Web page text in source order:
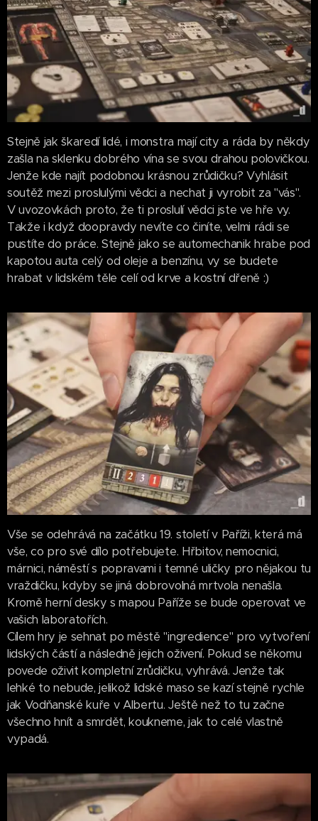
Stejně jak škaredí lidé, i monstra mají city a ráda by někdy
zašla na sklenku dobrého vína se svou drahou polovičkou.
Jenže kde najít podobnou krásnou zrůdičku? Vyhlásit
soutěž mezi proslulými vědci a nechat ji vyrobit za "vás".
V uvozovkách proto, že ti proslulí vědci jste ve hře vy.
Takže i když doopravdy nevíte co činíte, velmi rádi se
pustíte do práce. Stejně jako se automechanik hrabe pod
kapotou auta celý od oleje a benzínu, vy se budete
hrabat v lidském těle celí od krve a kostní dřeně :)
Vše se odehrává na začátku 19. století v Paříži, která má
vše, co pro své dílo potřebujete. Hřbitov, nemocnici,
márnici, náměstí s popravami i temné uličky pro nějakou tu
vraždičku, kdyby se jiná dobrovolná mrtvola nenašla.
Kromě herní desky s mapou Paříže se bude operovat ve
vašich laboratořích.
Cílem hry je sehnat po městě "ingredience" pro vytvoření
lidských částí a následně jejich oživení. Pokud se někomu
povede oživit kompletní zrůdičku, vyhrává. Jenže tak
lehké to nebude, jelikož lidské maso se kazí stejně rychle
jak Vodňanské kuře v Albertu. Ještě než to tu začne
všechno hnít a smrdět, koukneme, jak to celé vlastně
vypadá.